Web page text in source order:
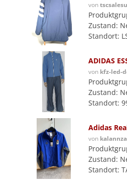
von
Zustand:
Standort:
ADIDAS
von kfz-led-
Zustand:
Standort:
Adidas
von
Zustand:
Standort: